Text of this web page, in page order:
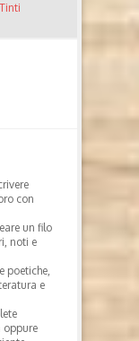
con
un filo
noti e
poetiche,
e
oppure